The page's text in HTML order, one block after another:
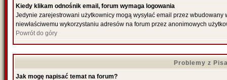
Kiedy klikam odnośnik email, forum wymaga logowania
Jedynie zarejestrowani użytkownicy mogą wysyłać email przez wbudowany
niewłaściwemu wykorzystaniu adresów na forum przez anonimowych
Powrót do góry
Problemy z
Jak mogę napisać temat na forum?